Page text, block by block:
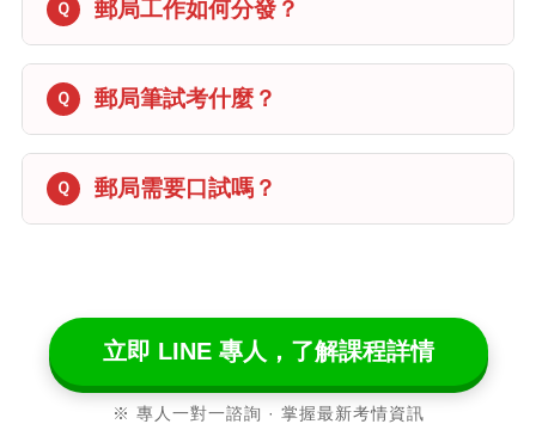
郵局工作如何分發？
郵局筆試考什麼？
郵局需要口試嗎？
立即 LINE 專人，了解課程詳情
※ 專人一對一諮詢 · 掌握最新考情資訊